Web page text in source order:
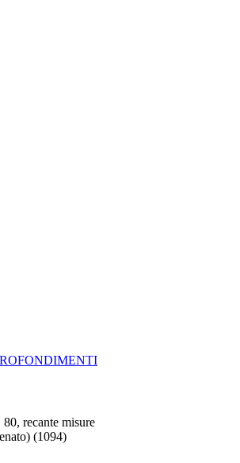
recante misure
(1094)